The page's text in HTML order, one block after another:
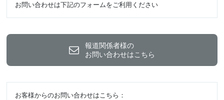
お問い合わせは下記のフォームをご利用ください
報道関係者様の
お問い合わせはこちら
お客様からのお問い合わせはこちら：